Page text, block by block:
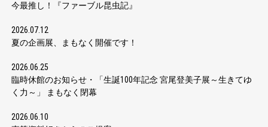
今最推し！『ファーブル昆虫記』
2026.07.12
夏の企画展、まもなく開催です！
2026.06.25
臨時休館のお知らせ・「生誕100年記念 宮尾登美子展～生きてゆ
く力～」 まもなく閉幕
2026.06.10